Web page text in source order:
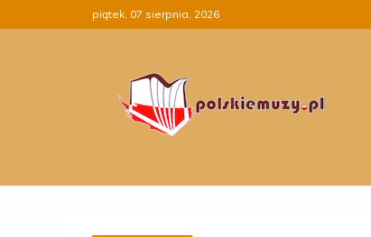
to
piątek, 07 sierpnia, 2026